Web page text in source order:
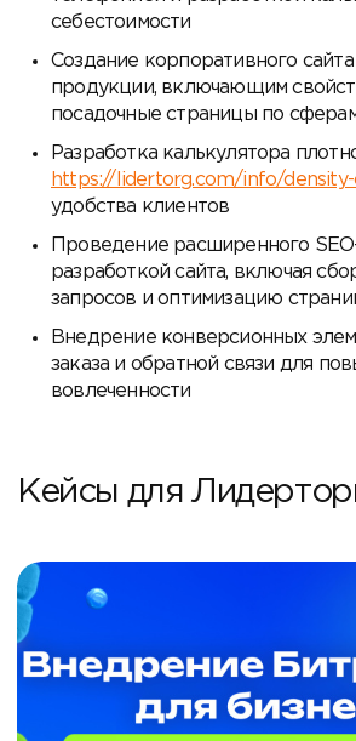
себестоимости
Создание корпоративного
продукции, включающим
посадочные страницы по
Разработка калькулятора
https://lidertorg.com/info/
удобства клиентов
Проведение расширенного
разработкой сайта, включая
запросов и оптимизацию
Внедрение конверсионных
заказа и обратной связи для
вовлеченности
Кейсы для